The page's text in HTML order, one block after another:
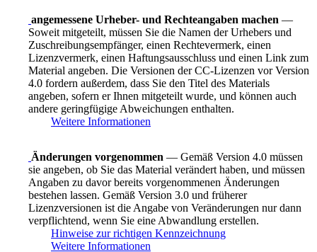
angemessene Urheber- und Rechteangaben machen —
Soweit mitgeteilt, müssen Sie die Namen der Urhebers und
Zuschreibungsempfänger, einen Rechtevermerk, einen
Lizenzvermerk, einen Haftungsausschluss und einen Link zum
Material angeben. Die Versionen der CC-Lizenzen vor Version
4.0 fordern außerdem, dass Sie den Titel des Materials
angeben, sofern er Ihnen mitgeteilt wurde, und können auch
andere geringfügige Abweichungen enthalten.
Weitere Informationen
Änderungen vorgenommen — Gemäß Version 4.0 müssen
sie angeben, ob Sie das Material verändert haben, und müssen
Angaben zu davor bereits vorgenommenen Änderungen
bestehen lassen. Gemäß Version 3.0 und früherer
Lizenzversionen ist die Angabe von Veränderungen nur dann
verpflichtend, wenn Sie eine Abwandlung erstellen.
Hinweise zur richtigen Kennzeichnung
Weitere Informationen